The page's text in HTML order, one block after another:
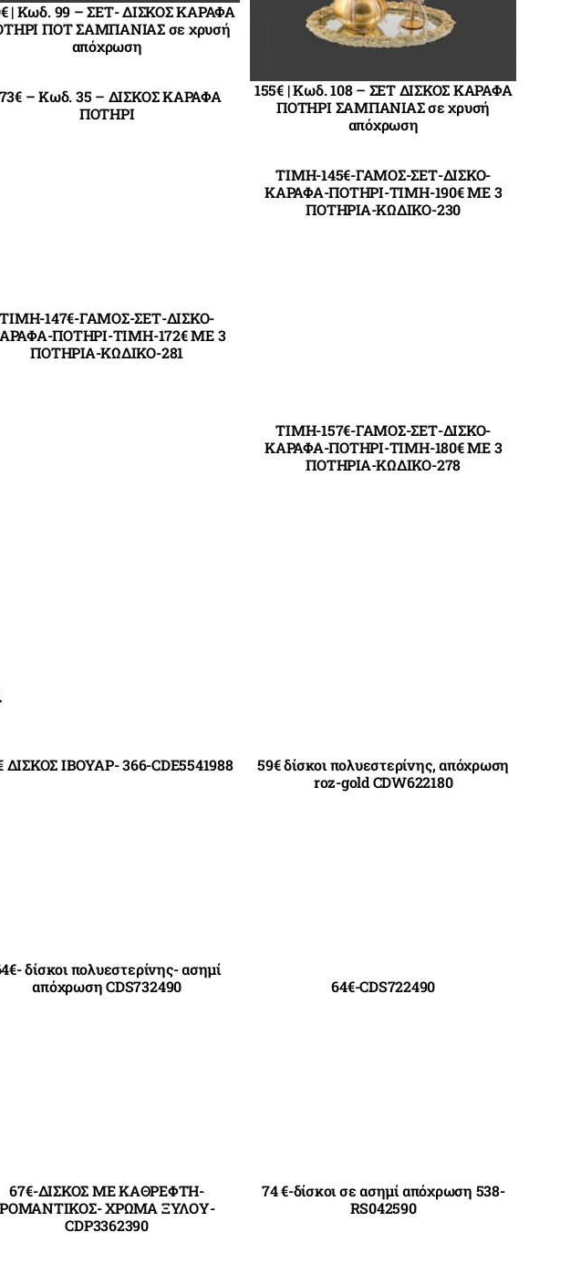
| Κωδ. 99 – ΣΕΤ- ΔΙΣΚΟΣ ΚΑΡΑΦΑ
ΠΟΤ ΣΑΜΠΑΝΙΑΣ σε χρυσή
απόχρωση
155€ | Κωδ. 108 – ΣΕΤ ΔΙΣΚΟΣ ΚΑΡΑΦΑ
ΠΟΤΗΡΙ ΣΑΜΠΑΝΙΑΣ σε χρυσή
απόχρωση
– Κωδ. 35 – ΔΙΣΚΟΣ ΚΑΡΑΦΑ
ΠΟΤΗΡΙ
ΤΙΜΗ-145€-ΓΑΜΟΣ-ΣΕΤ-ΔΙΣΚΟ-
ΚΑΡΑΦΑ-ΠΟΤΗΡΙ-ΤΙΜΗ-190€ ΜΕ 3
ΠΟΤΗΡΙΑ-ΚΩΔΙΚΟ-230
ΤΙΜΗ-147€-ΓΑΜΟΣ-ΣΕΤ-ΔΙΣΚΟ-
ΠΟΤΗΡΙ-ΤΙΜΗ-172€ ΜΕ 3
ΠΟΤΗΡΙΑ-ΚΩΔΙΚΟ-281
ΤΙΜΗ-157€-ΓΑΜΟΣ-ΣΕΤ-ΔΙΣΚΟ-
ΚΑΡΑΦΑ-ΠΟΤΗΡΙ-ΤΙΜΗ-180€ ΜΕ 3
ΠΟΤΗΡΙΑ-ΚΩΔΙΚΟ-278
ΔΙΣΚΟΣ ΙΒΟΥΑΡ- 366-CDE5541988
59€ δίσκοι πολυεστερίνης, απόχρωση
roz-gold CDW622180
δίσκοι πολυεστερίνης- ασημί
απόχρωση CDS732490
64€-CDS722490
67€-ΔΙΣΚΟΣ ΜΕ ΚΑΘΡΕΦΤΗ-
ΡΟΜΑΝΤΙΚΟΣ- ΧΡΩΜΑ ΞΥΛΟΥ-
CDP3362390
74 €-δίσκοι σε ασημί απόχρωση 538-
RS042590